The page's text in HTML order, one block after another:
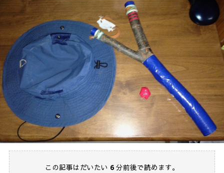
この記事はだいたい 6 分前後で読めます。